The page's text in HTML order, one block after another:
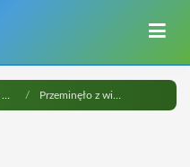
Przeminęło z wiatrem do druku